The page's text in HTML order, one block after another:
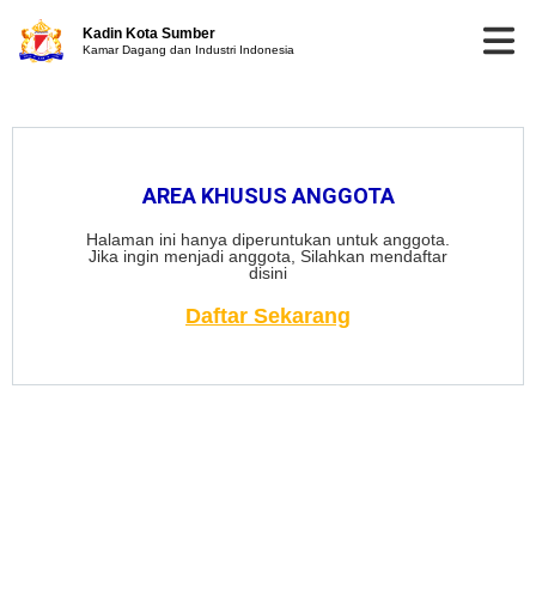
Kadin Kota Sumber
Kamar Dagang dan Industri Indonesia
AREA KHUSUS ANGGOTA
Halaman ini hanya diperuntukan untuk anggota.
Jika ingin menjadi anggota, Silahkan mendaftar
disini
Daftar Sekarang